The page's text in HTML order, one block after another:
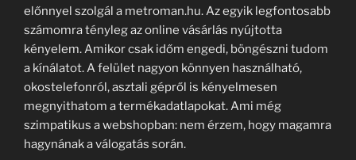
előnnyel szolgál a metroman.hu. Az egyik legfontosabb
számomra tényleg az online vásárlás nyújtotta
kényelem. Amikor csak időm engedi, böngészni tudom
a kínálatot. A felület nagyon könnyen használható,
okostelefonról, asztali gépről is kényelmesen
megnyithatom a termékadatlapokat. Ami még
szimpatikus a webshopban: nem érzem, hogy magamra
hagynának a válogatás során.